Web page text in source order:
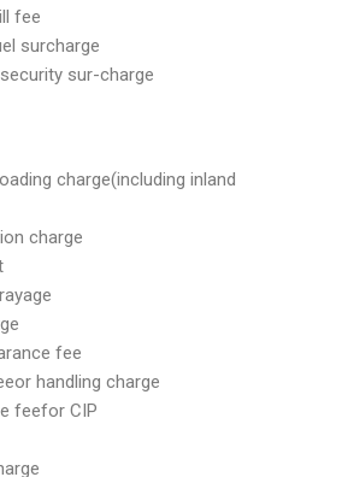
fee
surcharge
sur-charge
charge(including inland
charge
fee
handling charge
feefor CIP